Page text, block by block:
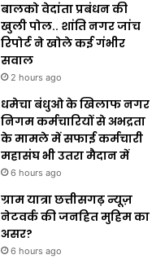
बालको वेदांता प्रबंधन की
खुली पोल.. शांति नगर जांच
रिपोर्ट ने खोले कई गंभीर
सवाल
2 hours ago
धमेचा बंधुओ के खिलाफ नगर
निगम कर्मचारियों से अभद्रता
के मामले में सफाई कर्मचारी
महासंघ भी उतरा मैदान में
6 hours ago
ग्राम यात्रा छत्तीसगढ़ न्यूज़
नेटवर्क की जनहित मुहिम का
असर?
6 hours ago